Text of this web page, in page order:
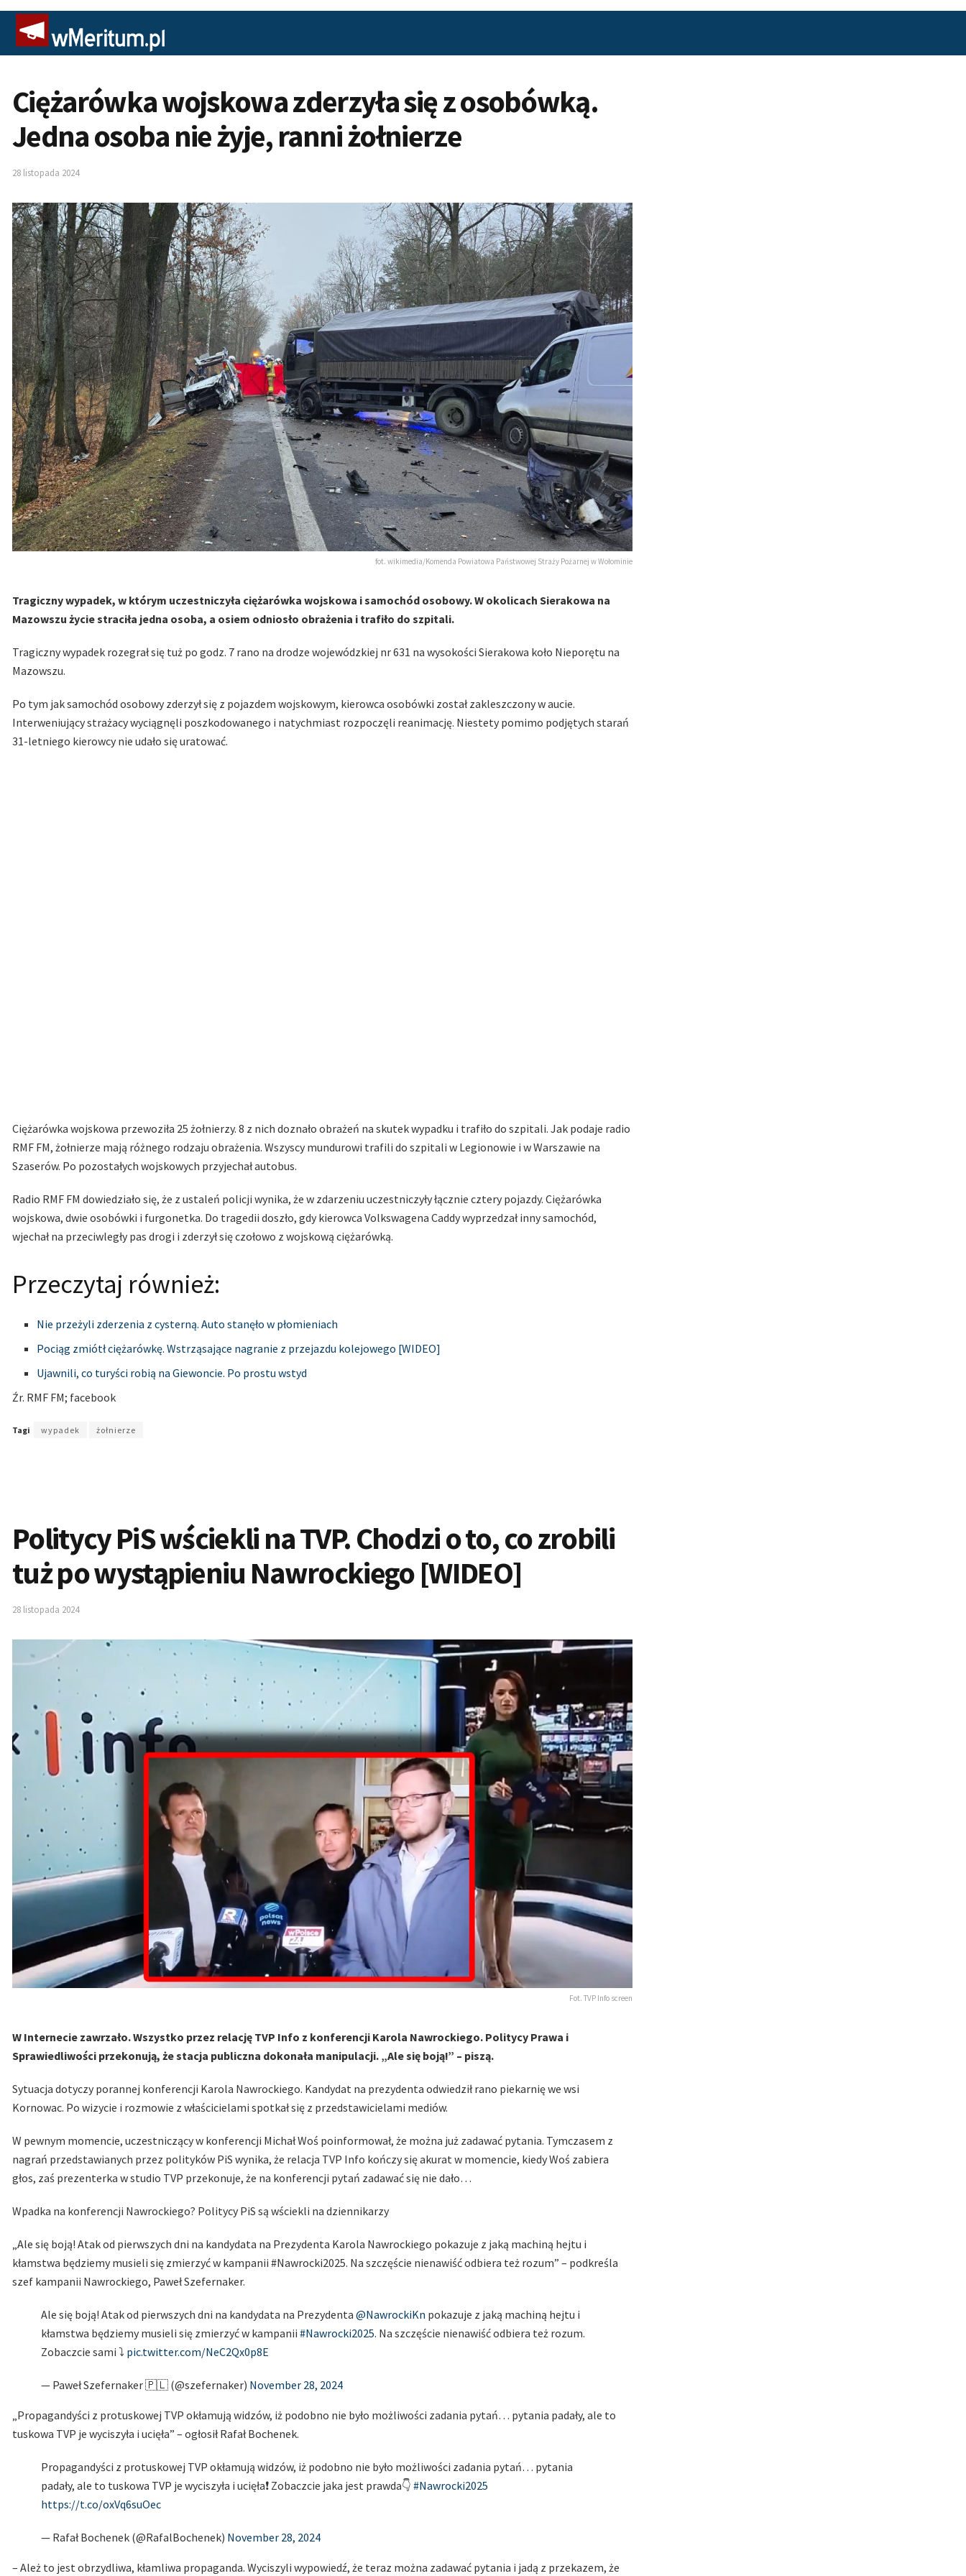
Ciężarówka wojskowa zderzyła się z osobówką.
Jedna osoba nie żyje, ranni żołnierze
28 listopada 2024
fot. wikimedia/Komenda Powiatowa Państwowej Straży Pożarnej w Wołominie
Tragiczny wypadek, w którym uczestniczyła ciężarówka wojskowa i samochód osobowy. W okolicach Sierakowa na
Mazowszu życie straciła jedna osoba, a osiem odniosło obrażenia i trafiło do szpitali.
Tragiczny wypadek rozegrał się tuż po godz. 7 rano na drodze wojewódzkiej nr 631 na wysokości Sierakowa koło Nieporętu na
Mazowszu.
Po tym jak samochód osobowy zderzył się z pojazdem wojskowym, kierowca osobówki został zakleszczony w aucie.
Interweniujący strażacy wyciągnęli poszkodowanego i natychmiast rozpoczęli reanimację. Niestety pomimo podjętych starań
31-letniego kierowcy nie udało się uratować.
Ciężarówka wojskowa przewoziła 25 żołnierzy. 8 z nich doznało obrażeń na skutek wypadku i trafiło do szpitali. Jak podaje radio
RMF FM, żołnierze mają różnego rodzaju obrażenia. Wszyscy mundurowi trafili do szpitali w Legionowie i w Warszawie na
Szaserów. Po pozostałych wojskowych przyjechał autobus.
Radio RMF FM dowiedziało się, że z ustaleń policji wynika, że w zdarzeniu uczestniczyły łącznie cztery pojazdy. Ciężarówka
wojskowa, dwie osobówki i furgonetka. Do tragedii doszło, gdy kierowca Volkswagena Caddy wyprzedzał inny samochód,
wjechał na przeciwległy pas drogi i zderzył się czołowo z wojskową ciężarówką.
Przeczytaj również:
Nie przeżyli zderzenia z cysterną. Auto stanęło w płomieniach
Pociąg zmiótł ciężarówkę. Wstrząsające nagranie z przejazdu kolejowego [WIDEO]
Ujawnili, co turyści robią na Giewoncie. Po prostu wstyd
Źr. RMF FM; facebook
Tagi wypadek żołnierze
Politycy PiS wściekli na TVP. Chodzi o to, co zrobili
tuż po wystąpieniu Nawrockiego [WIDEO]
28 listopada 2024
Fot. TVP Info screen
W Internecie zawrzało. Wszystko przez relację TVP Info z konferencji Karola Nawrockiego. Politycy Prawa i
Sprawiedliwości przekonują, że stacja publiczna dokonała manipulacji. „Ale się boją!” – piszą.
Sytuacja dotyczy porannej konferencji Karola Nawrockiego. Kandydat na prezydenta odwiedził rano piekarnię we wsi
Kornowac. Po wizycie i rozmowie z właścicielami spotkał się z przedstawicielami mediów.
W pewnym momencie, uczestniczący w konferencji Michał Woś poinformował, że można już zadawać pytania. Tymczasem z
nagrań przedstawianych przez polityków PiS wynika, że relacja TVP Info kończy się akurat w momencie, kiedy Woś zabiera
głos, zaś prezenterka w studio TVP przekonuje, że na konferencji pytań zadawać się nie dało…
Wpadka na konferencji Nawrockiego? Politycy PiS są wściekli na dziennikarzy
„Ale się boją! Atak od pierwszych dni na kandydata na Prezydenta Karola Nawrockiego pokazuje z jaką machiną hejtu i
kłamstwa będziemy musieli się zmierzyć w kampanii #Nawrocki2025. Na szczęście nienawiść odbiera też rozum” – podkreśla
szef kampanii Nawrockiego, Paweł Szefernaker.
Ale się boją! Atak od pierwszych dni na kandydata na Prezydenta @NawrockiKn pokazuje z jaką machiną hejtu i
kłamstwa będziemy musieli się zmierzyć w kampanii #Nawrocki2025. Na szczęście nienawiść odbiera też rozum.
Zobaczcie sami ⤵️ pic.twitter.com/NeC2Qx0p8E
— Paweł Szefernaker 🇵🇱 (@szefernaker) November 28, 2024
„Propagandyści z protuskowej TVP okłamują widzów, iż podobno nie było możliwości zadania pytań… pytania padały, ale to
tuskowa TVP je wyciszyła i ucięła” – ogłosił Rafał Bochenek.
Propagandyści z protuskowej TVP okłamują widzów, iż podobno nie było możliwości zadania pytań… pytania
padały, ale to tuskowa TVP je wyciszyła i ucięła❗️ Zobaczcie jaka jest prawda👇 #Nawrocki2025
https://t.co/oxVq6suOec
— Rafał Bochenek (@RafalBochenek) November 28, 2024
– Ależ to jest obrzydliwa, kłamliwa propaganda. Wyciszyli wypowiedź, że teraz można zadawać pytania i jadą z przekazem, że